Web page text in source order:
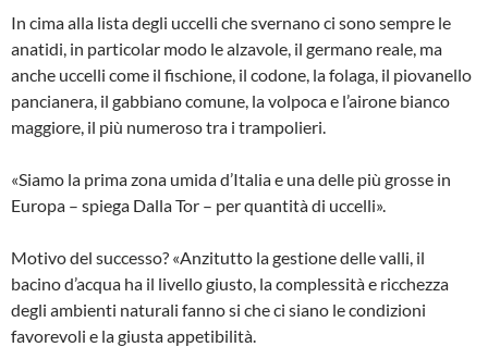
In cima alla lista degli uccelli che svernano ci sono sempre le
anatidi, in particolar modo le alzavole, il germano reale, ma
anche uccelli come il fischione, il codone, la folaga, il piovanello
pancianera, il gabbiano comune, la volpoca e l’airone bianco
maggiore, il più numeroso tra i trampolieri.
«Siamo la prima zona umida d’Italia e una delle più grosse in
Europa – spiega Dalla Tor – per quantità di uccelli».
Motivo del successo? «Anzitutto la gestione delle valli, il
bacino d’acqua ha il livello giusto, la complessità e ricchezza
degli ambienti naturali fanno si che ci siano le condizioni
favorevoli e la giusta appetibilità.